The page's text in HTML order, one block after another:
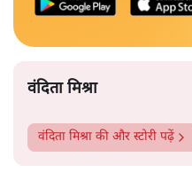
वंदिता मिश्रा
वंदिता मिश्रा की और स्टोरी पढ़ें